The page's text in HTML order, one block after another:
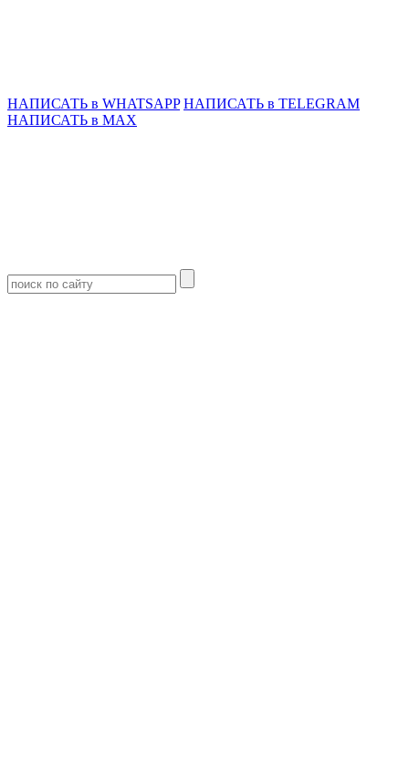
НАПИСАТЬ в WHATSAPP НАПИСАТЬ в TELEGRAM
НАПИСАТЬ в MAX